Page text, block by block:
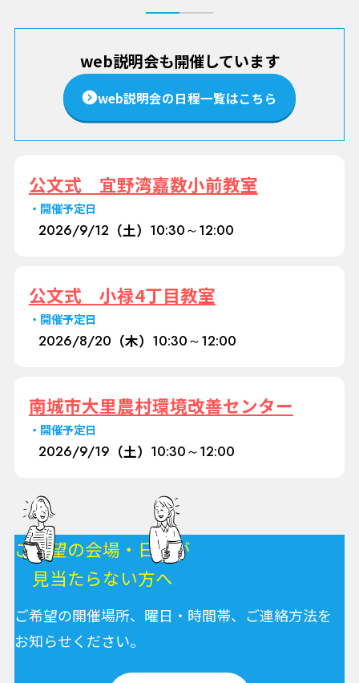
web説明会も開催しています
web説明会の日程一覧はこちら
公文式 宜野湾嘉数小前教室
開催予定日
2026/9/12 （土） 10:30～12:00
公文式 小禄4丁目教室
開催予定日
2026/8/20 （木） 10:30～12:00
南城市大里農村環境改善センター
開催予定日
2026/9/19 （土） 10:30～12:00
ご希望の会場・日程が
見当たらない方へ
ご希望の開催場所、曜日・時間帯、ご連絡方法を
お知らせください。